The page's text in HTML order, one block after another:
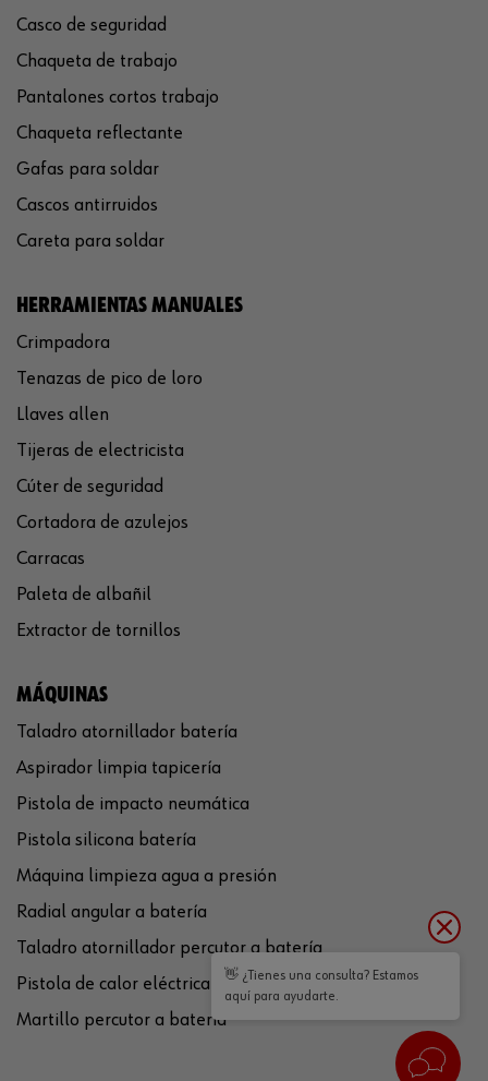
Casco de seguridad
Chaqueta de trabajo
Pantalones cortos trabajo
Chaqueta reflectante
Gafas para soldar
Cascos antirruidos
Careta para soldar
HERRAMIENTAS MANUALES
Crimpadora
Tenazas de pico de loro
Llaves allen
Tijeras de electricista
Cúter de seguridad
Cortadora de azulejos
Carracas
Paleta de albañil
Extractor de tornillos
MÁQUINAS
Taladro atornillador batería
Aspirador limpia tapicería
Pistola de impacto neumática
Pistola silicona batería
Máquina limpieza agua a presión
Radial angular a batería
Taladro atornillador percutor a batería
Pistola de calor eléctrica
Martillo percutor a batería
👋 ¿Tienes una consulta? Estamos
aquí para ayudarte.